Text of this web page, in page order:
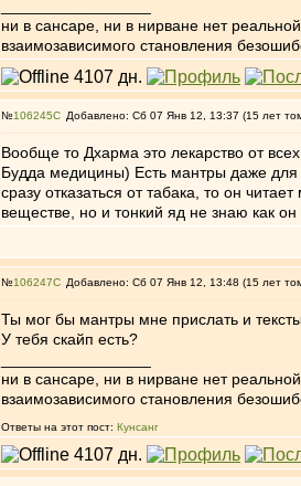
ни в сансаре, ни в нирване нет
взаимозависимого становления
№106245 Добавлено: Сб 07 Янв 12, 13:37 (15 лет
Вообще то Дхарма это лекарство от
Будда медицины) Есть мантры даже для
сразу отказаться от табака, то он
веществе, но и тонкий яд не знаю как
№106247 Добавлено: Сб 07 Янв 12, 13:48 (15 лет
Ты мог бы мантры мне прислать и
У тебя скайп есть?
ни в сансаре, ни в нирване нет
взаимозависимого становления
Ответы на этот пост: Кунсанг